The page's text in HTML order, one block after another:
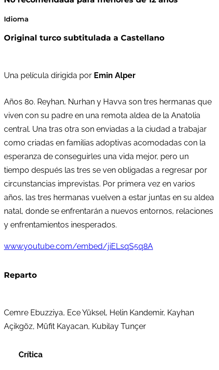
Idioma
Original turco subtitulada a Castellano
Una película dirigida por Emin Alper
Años 80. Reyhan, Nurhan y Havva son tres hermanas que
viven con su padre en una remota aldea de la Anatolia
central. Una tras otra son enviadas a la ciudad a trabajar
como criadas en familias adoptivas acomodadas con la
esperanza de conseguirles una vida mejor, pero un
tiempo después las tres se ven obligadas a regresar por
circunstancias imprevistas. Por primera vez en varios
años, las tres hermanas vuelven a estar juntas en su aldea
natal, donde se enfrentarán a nuevos entornos, relaciones
y enfrentamientos inesperados.
www.youtube.com/embed/jiELsqS5q8A
Reparto
Cemre Ebuzziya, Ece Yüksel, Helin Kandemir, Kayhan
Açikgöz, Müfit Kayacan, Kubilay Tunçer
Crítica